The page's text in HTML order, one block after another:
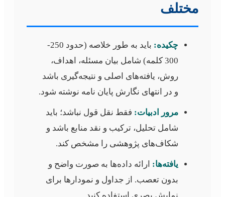
مختلف
چکیده:
باید به طور خلاصه (حدود 250-
300 کلمه) شامل بیان مسئله، اهداف،
روش، یافته‌های اصلی و نتیجه‌گیری باشد
و در انتهای نگارش پایان نامه نوشته شود.
مرور ادبیات: فقط نقل قول نباشد؛ باید
شامل تحلیل، ترکیب و نقد منابع باشد و
شکاف‌های پژوهشی را مشخص کند.
یافته‌ها: ارائه داده‌ها به صورت واضح و
بدون تعصب. از جداول و نمودارها برای
نمایش بصری استفاده کنید.